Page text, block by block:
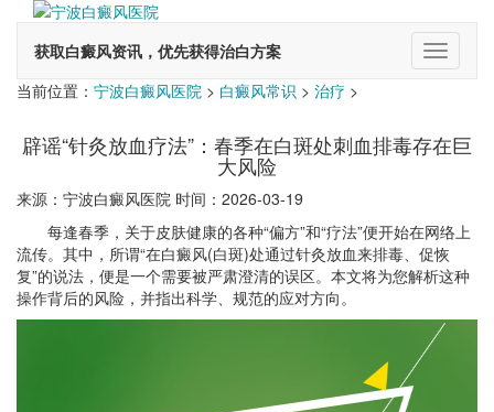
获取白癜风资讯，优先获得治白方案
切
换
当前位置： 宁波白癜风医院 > 白癜风常识 > 治疗 >
辟谣“针灸放血疗法”：春季在白斑处刺血排毒存在巨
大风险
来源：宁波白癜风医院 时间：2026-03-19
每逢春季，关于皮肤健康的各种“偏方”和“疗法”便开始在网络上
流传。其中，所谓“在白癜风(白斑)处通过针灸放血来排毒、促恢
复”的说法，便是一个需要被严肃澄清的误区。本文将为您解析这种
操作背后的风险，并指出科学、规范的应对方向。